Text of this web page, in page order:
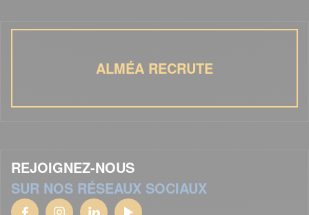
ALMÉA RECRUTE
REJOIGNEZ-NOUS
SUR NOS RÉSEAUX SOCIAUX